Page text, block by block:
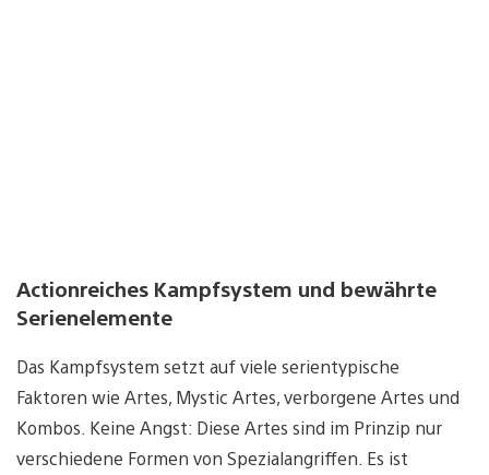
Actionreiches Kampfsystem und bewährte
Serienelemente
Das Kampfsystem setzt auf viele serientypische
Faktoren wie Artes, Mystic Artes, verborgene Artes und
Kombos. Keine Angst: Diese Artes sind im Prinzip nur
verschiedene Formen von Spezialangriffen. Es ist